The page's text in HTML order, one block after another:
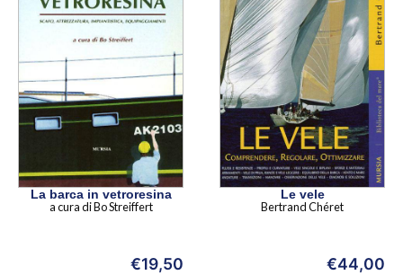
La barca in vetroresina
a cura di Bo Streiffert
€19,50
Le vele
Bertrand Chéret
€44,00